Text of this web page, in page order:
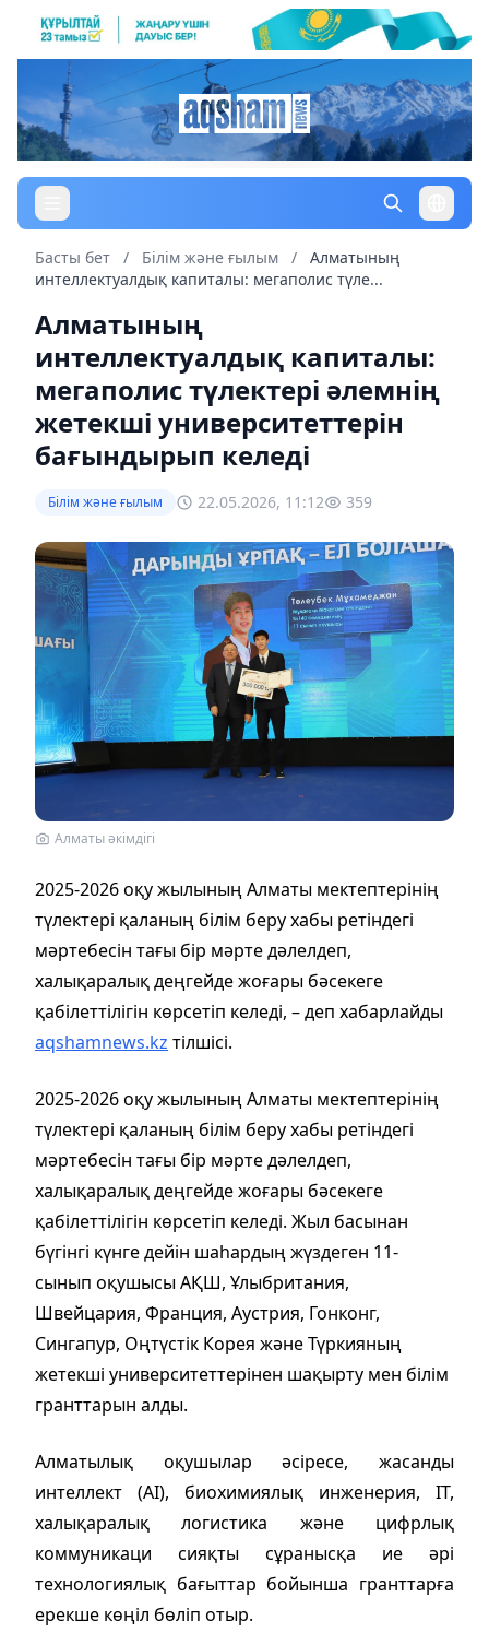
Басты бет / Білім және ғылым /
Алматының
интеллектуалдық капиталы: мегаполис түле...
Алматының
интеллектуалдық капиталы:
мегаполис түлектері әлемнің
жетекші университеттерін
бағындырып келеді
Білім және ғылым 22.05.2026, 11:12 359
Алматы әкімдігі
2025-2026 оқу жылының Алматы мектептерінің
түлектері қаланың білім беру хабы ретіндегі
мәртебесін тағы бір мәрте дәлелдеп,
халықаралық деңгейде жоғары бәсекеге
қабілеттілігін көрсетіп келеді, – деп хабарлайды
aqshamnews.kz тілшісі.
2025-2026 оқу жылының Алматы мектептерінің
түлектері қаланың білім беру хабы ретіндегі
мәртебесін тағы бір мәрте дәлелдеп,
халықаралық деңгейде жоғары бәсекеге
қабілеттілігін көрсетіп келеді. Жыл басынан
бүгінгі күнге дейін шаһардың жүздеген 11-
сынып оқушысы АҚШ, Ұлыбритания,
Швейцария, Франция, Аустрия, Гонконг,
Сингапур, Оңтүстік Корея және Түркияның
жетекші университеттерінен шақырту мен білім
гранттарын алды.
Алматылық оқушылар әсіресе, жасанды
интеллект (AI), биохимиялық инженерия, IT,
халықаралық логистика және цифрлық
коммуникаци сияқты сұранысқа ие әрі
технологиялық бағыттар бойынша гранттарға
ерекше көңіл бөліп отыр.